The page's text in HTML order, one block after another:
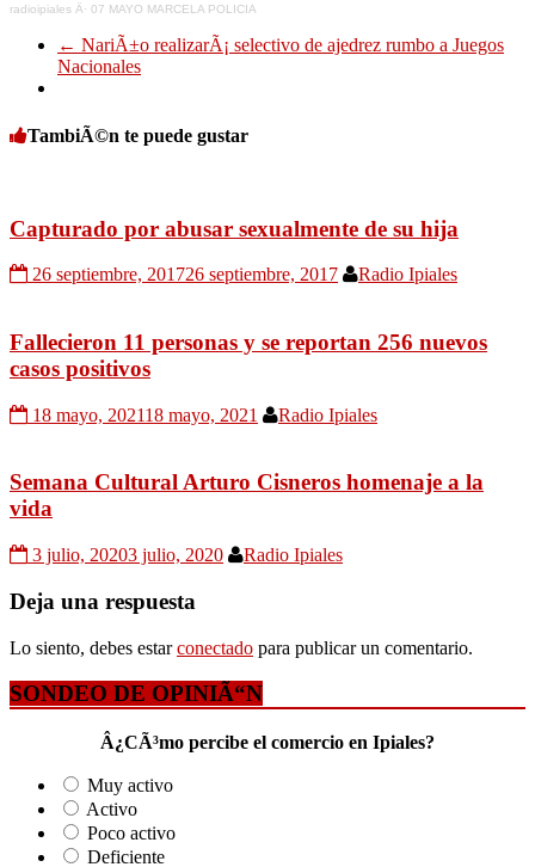
radioipiales Â· 07 MAYO MARCELA POLICIA
← NariÃ±o realizarÃ¡ selectivo de ajedrez rumbo a Juegos
Nacionales
TambiÃ©n te puede gustar
Capturado por abusar sexualmente de su hija
26 septiembre, 201726 septiembre, 2017 Radio Ipiales
Fallecieron 11 personas y se reportan 256 nuevos
casos positivos
18 mayo, 202118 mayo, 2021 Radio Ipiales
Semana Cultural Arturo Cisneros homenaje a la
vida
3 julio, 20203 julio, 2020 Radio Ipiales
Deja una respuesta
Lo siento, debes estarconectado para publicar un comentario.
SONDEO DE OPINIÃ“N
Â¿CÃ³mo percibe el comercio en Ipiales?
Muy activo
Activo
Poco activo
Deficiente